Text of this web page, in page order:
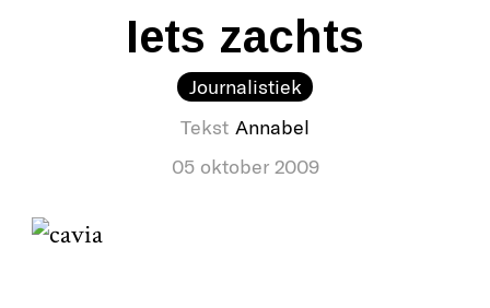
Iets zachts
Journalistiek
Tekst Annabel
05 oktober 2009